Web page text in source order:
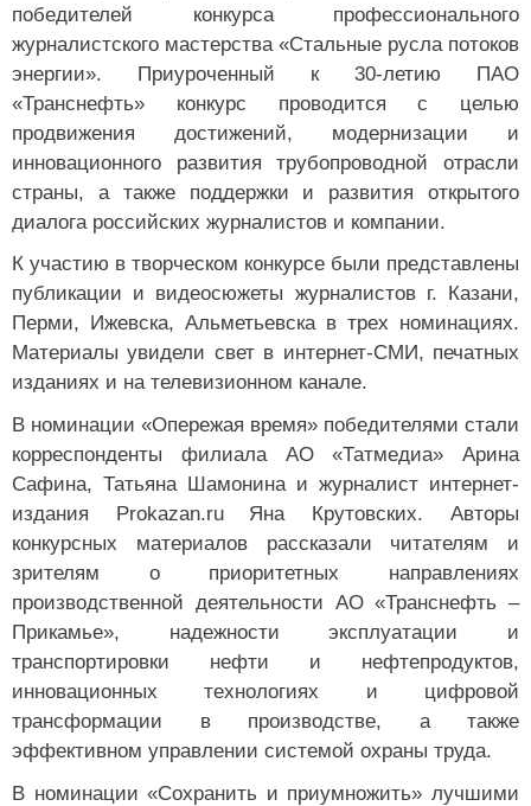
победителей конкурса профессионального
журналистского мастерства «Стальные русла потоков
энергии». Приуроченный к 30-летию ПАО
«Транснефть» конкурс проводится с целью
продвижения достижений, модернизации и
инновационного развития трубопроводной отрасли
страны, а также поддержки и развития открытого
диалога российских журналистов и компании.
К участию в творческом конкурсе были представлены
публикации и видеосюжеты журналистов г. Казани,
Перми, Ижевска, Альметьевска в трех номинациях.
Материалы увидели свет в интернет-СМИ, печатных
изданиях и на телевизионном канале.
В номинации «Опережая время» победителями стали
корреспонденты филиала АО «Татмедиа» Арина
Сафина, Татьяна Шамонина и журналист интернет-
издания Prokazan.ru
Яна Крутовских. Авторы
конкурсных материалов рассказали читателям и
зрителям о приоритетных направлениях
производственной деятельности АО «Транснефть –
Прикамье», надежности эксплуатации и
транспортировки нефти и нефтепродуктов,
инновационных технологиях и цифровой
трансформации в производстве, а также
эффективном управлении системой охраны труда.
В номинации «Сохранить и приумножить» лучшими